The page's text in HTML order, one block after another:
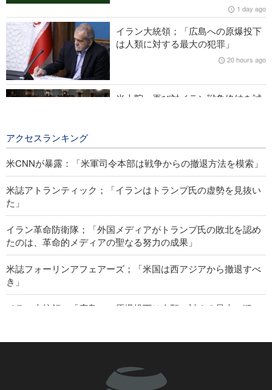
米CNNが暴露：「米軍司令本部は戦争からの撤退方法を模索」
IRIB国際放送局長；「ジャーナリストは現実と世論の合流点に
位置」
1 day ago
イラン大統領；「広島への原爆投下
は人類に対する最大の犯罪」
20 hours ago
米上院、再び対イラン戦争終結を試
アクセスランキング
米CNNが暴露：「米軍司令本部は戦争からの撤退方法を模索」
米誌アトランティック；「イランはトランプ氏の虚勢を見抜い
た」
イラン革命防衛隊；「外国メディアがトランプ氏の敗北を認め
たのは、革命的メディアの聖なる努力の成果」
米誌フォーリンアフェアーズ；「米国は西アジアから撤退すべ
き」
イラン大統領；「広島への原爆投下は人類に対する最大の犯
米上院、再び対イラン戦争終結を試みる